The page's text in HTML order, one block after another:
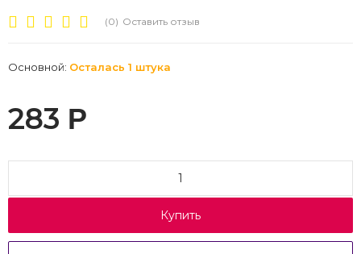
(0) Оставить отзыв
Основной: Осталась 1 штука
283 Р
Купить